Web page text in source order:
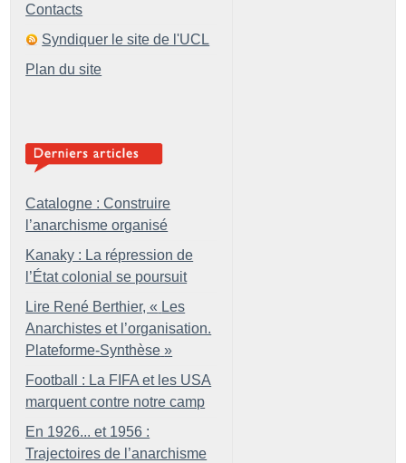
Contacts
Syndiquer le site de l'UCL
Plan du site
Catalogne : Construire
l’anarchisme organisé
Kanaky : La répression de
l’État colonial se poursuit
Lire René Berthier, « Les
Anarchistes et l’organisation.
Plateforme-Synthèse »
Football : La FIFA et les USA
marquent contre notre camp
En 1926... et 1956 :
Trajectoires de l’anarchisme